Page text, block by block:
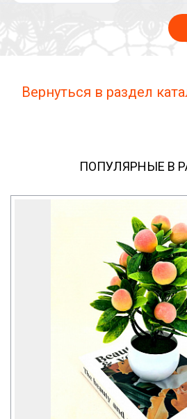
Вернуться в раздел
ПОПУЛЯРНЫЕ В